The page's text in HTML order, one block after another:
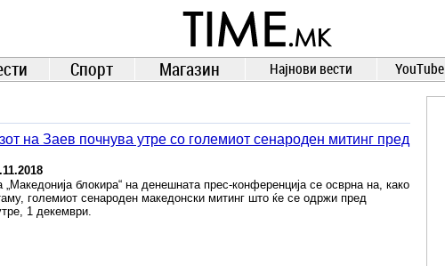
TIME.mk
ВЕСТИ
NEWS
Спорт Магазин Најнови вести YouTube
на Заев почнува утре со големиот сенароден митинг пред
„Македонија блокира“ на денешната прес-конференција се осврна на, како
големиот сенароден македонски митинг што ќе се одржи пред
1 декември.